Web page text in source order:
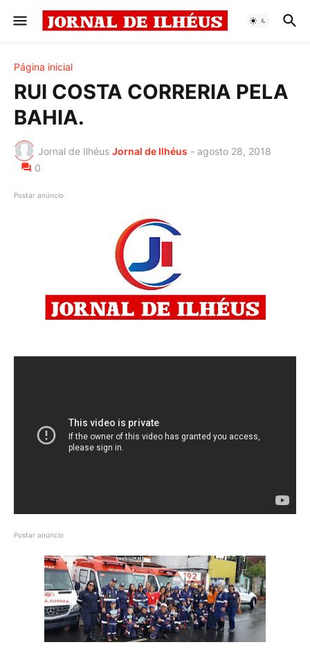
Página inicial
RUI COSTA CORRERIA PELA
BAHIA.
Jornal de Ilhéus Jornal de Ilhéus - agosto 28, 2018
0
Postar anúncio
Postar anúncio